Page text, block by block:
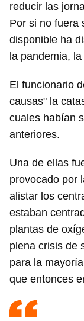
reducir las
Por si no fuera
disponible ha
la pandemia,
El funcionario
causas" la
cuales habían
anteriores.
Una de ellas
provocado por
alistar los
estaban
plantas de
plena crisis de
para la
que entonces